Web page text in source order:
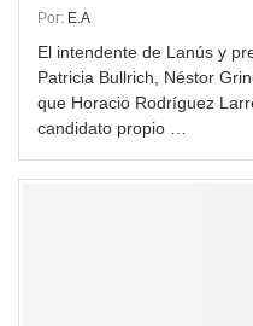
Por: E.A
El intendente de Lanús y
Patricia Bullrich, Néstor
que Horacio Rodríguez
candidato propio …